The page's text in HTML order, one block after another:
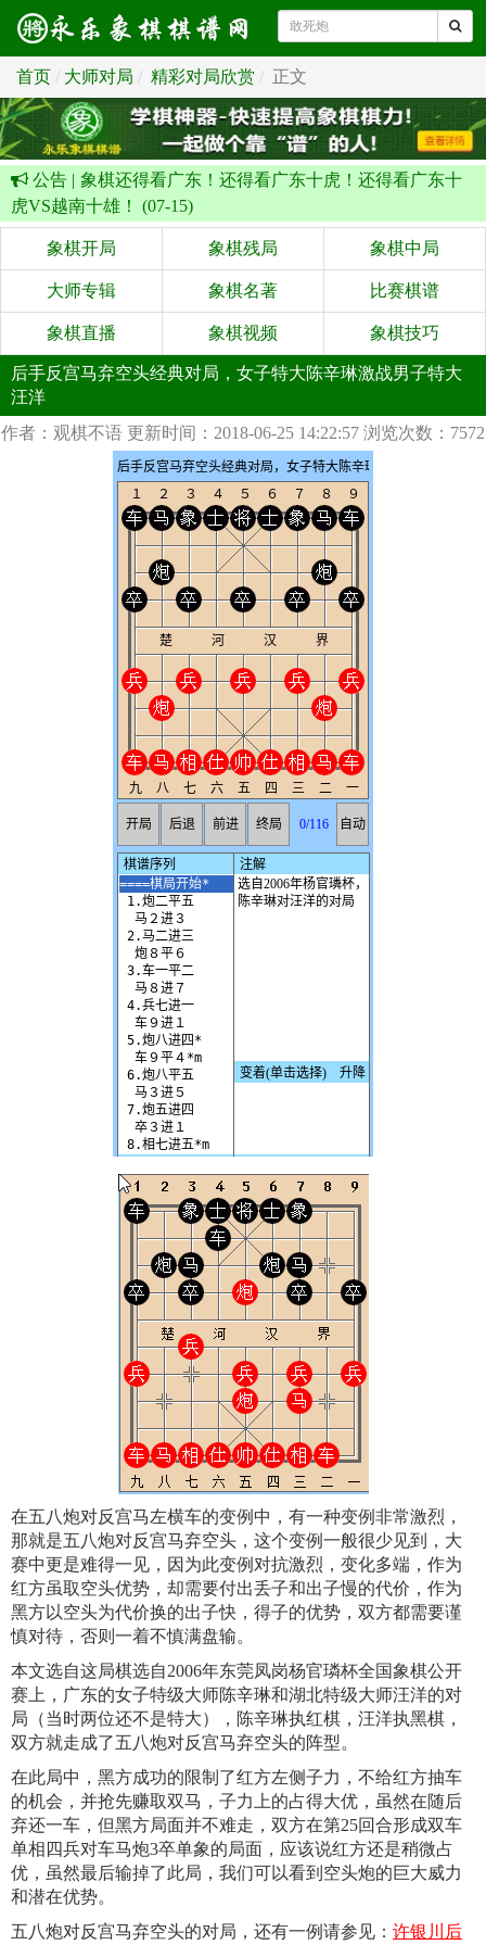
首页 大师对局 精彩对局欣赏 正文
公告 | 象棋还得看广东！还得看广东十虎！还得看广东十
虎VS越南十雄！ (07-15)
象棋开局 象棋残局 象棋中局
大师专辑 象棋名著 比赛棋谱
象棋直播 象棋视频 象棋技巧
后手反宫马弃空头经典对局，女子特大陈辛琳激战男子特大
汪洋
作者：观棋不语 更新时间：2018-06-25 14:22:57 浏览次数：7572
在五八炮对反宫马左横车的变例中，有一种变例非常激烈，
那就是五八炮对反宫马弃空头，这个变例一般很少见到，大
赛中更是难得一见，因为此变例对抗激烈，变化多端，作为
红方虽取空头优势，却需要付出丢子和出子慢的代价，作为
黑方以空头为代价换的出子快，得子的优势，双方都需要谨
慎对待，否则一着不慎满盘输。
本文选自这局棋选自2006年东莞凤岗杨官璘杯全国象棋公开
赛上，广东的女子特级大师陈辛琳和湖北特级大师汪洋的对
局（当时两位还不是特大），陈辛琳执红棋，汪洋执黑棋，
双方就走成了五八炮对反宫马弃空头的阵型。
在此局中，黑方成功的限制了红方左侧子力，不给红方抽车
的机会，并抢先赚取双马，子力上的占得大优，虽然在随后
弃还一车，但黑方局面并不难走，双方在第25回合形成双车
单相四兵对车马炮3卒单象的局面，应该说红方还是稍微占
优，虽然最后输掉了此局，我们可以看到空头炮的巨大威力
和潜在优势。
五八炮对反宫马弃空头的对局，还有一例请参见： 许银川后